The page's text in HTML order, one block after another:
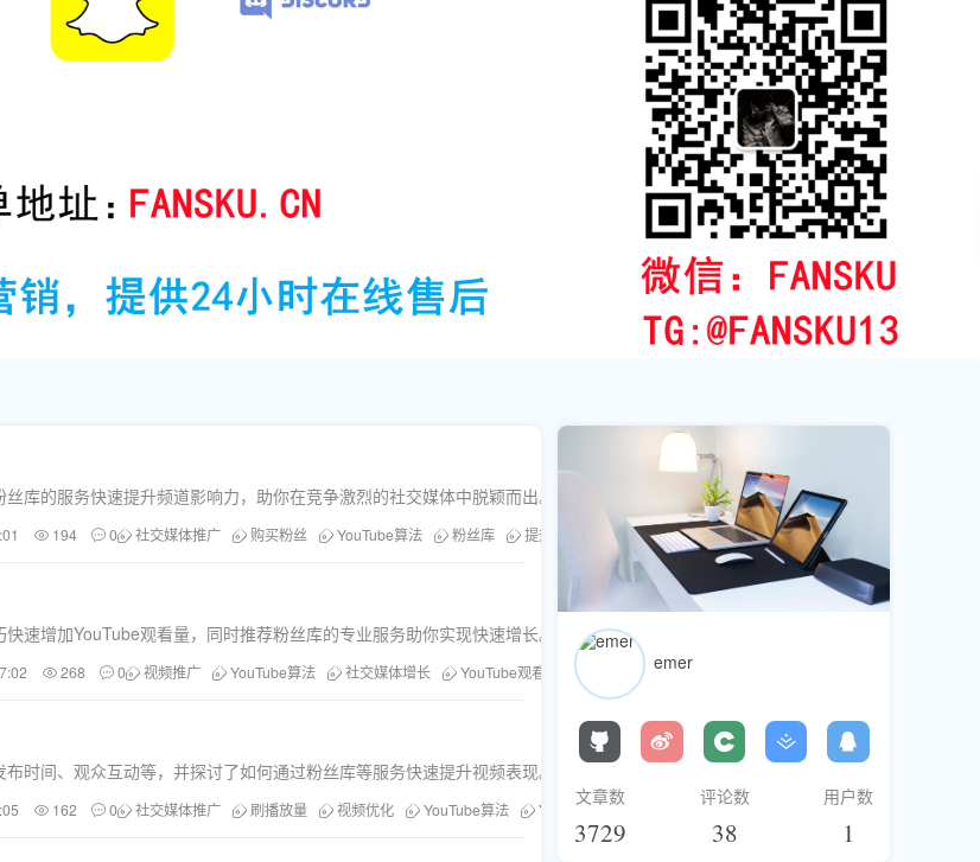
库的服务快速提升频道影响力，助你在竞争激烈的社交媒体中脱颖而出。
194 0 社交媒体推广 购买粉丝 YouTube算法 粉丝库 提升频道影响力
速增加YouTube观看量，同时推荐粉丝库的专业服务助你实现快速增长。
268 0 视频推广 YouTube算法 社交媒体增长 YouTube观看量 刷粉服务
时间、观众互动等，并探讨了如何通过粉丝库等服务快速提升视频表现。
162 0 社交媒体推广 刷播放量 视频优化 YouTube算法 YouTube播放量 粉丝库
emer
文章数
3729
评论数
38
用户数
1